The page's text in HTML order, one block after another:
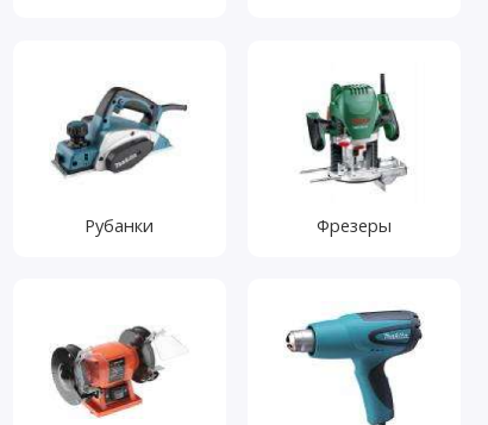
Рубанки Фрезеры